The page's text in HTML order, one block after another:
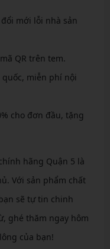
mới lỗi nhà sản
QR trên tem.
quốc, miễn phí nội
cho đơn đầu, tặng
hãng Quận 5 là
Với sản phẩm chất
sẽ tự tin chinh
ghé thăm ngay hôm
của bạn!